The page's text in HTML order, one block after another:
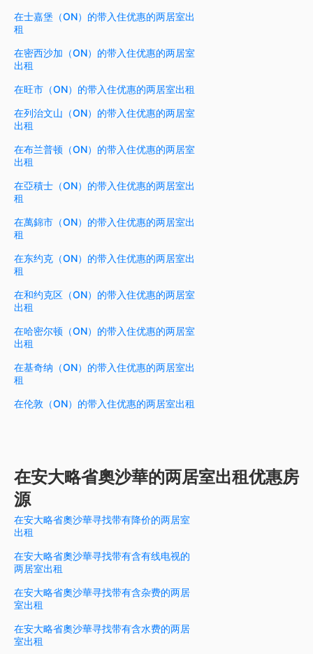
在士嘉堡（ON）的带入住优惠的两居室出
租
在密西沙加（ON）的带入住优惠的两居室
出租
在旺市（ON）的带入住优惠的两居室出租
在列治文山（ON）的带入住优惠的两居室
出租
在布兰普顿（ON）的带入住优惠的两居室
出租
在亞積士（ON）的带入住优惠的两居室出
租
在萬錦市（ON）的带入住优惠的两居室出
租
在东约克（ON）的带入住优惠的两居室出
租
在和约克区（ON）的带入住优惠的两居室
出租
在哈密尔顿（ON）的带入住优惠的两居室
出租
在基奇纳（ON）的带入住优惠的两居室出
租
在伦敦（ON）的带入住优惠的两居室出租
在安大略省奧沙華的两居室出租优惠房
源
在安大略省奧沙華寻找带有降价的两居室
出租
在安大略省奧沙華寻找带有含有线电视的
两居室出租
在安大略省奧沙華寻找带有含杂费的两居
室出租
在安大略省奧沙華寻找带有含水费的两居
室出租